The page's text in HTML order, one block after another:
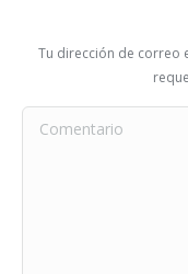
Tu dirección de correo
Comentario